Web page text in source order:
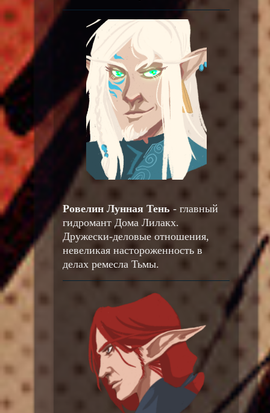
Ровелин Лунная Тень - главный
гидромант Дома Лилакх.
Дружески-деловые отношения,
невеликая настороженность в
делах ремесла Тьмы.